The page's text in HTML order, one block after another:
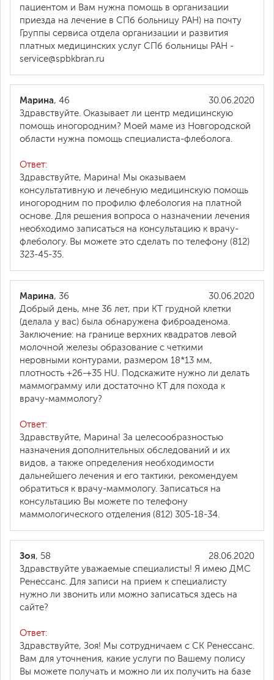
пациентом и Вам нужна помощь в организации
приезда на лечение в СПб больницу РАН) на почту
Группы сервиса отдела организации и развития
платных медицинских услуг СПб больницы РАН -
service@spbkbran.ru
30.06.2020
Марина, 46
Здравствуйте. Оказывает ли центр медицинскую
помощь иногородним? Моей маме из Новгородской
области нужна помощь специалиста-флеболога.
Ответ:
Здравствуйте, Марина! Мы оказываем
консультативную и лечебную медицинскую помощь
иногородним по профилю флебология на платной
основе. Для решения вопроса о назначении лечения
необходимо записаться на консультацию к врачу-
флебологу. Вы можете это сделать по телефону (812)
323-45-35.
30.06.2020
Марина, 36
Добрый день, мне 36 лет, при КТ грудной клетки
(делала у вас) была обнаружена фиброаденома.
Заключение: на границе верхних квадратов левой
молочной железы образование с четкими
неровными контурами, размером 18*13 мм,
плотность +26-+35 HU. Подскажите нужно ли делать
маммограмму или достаточно КТ для похода к
врачу-маммологу?
Ответ:
Здравствуйте, Марина! За целесообразностью
назначения дополнительных обследований и их
видов, а также определения необходимости
дальнейшего лечения и его тактики, рекомендуем
обратиться к врачу-маммологу. Записаться на
консультацию Вы можете по телефону
маммологического отделения (812) 305-18-34.
28.06.2020
Зоя, 58
Здравствуйте уважаемые специалисты! Я имею ДМС
Ренессанс. Для записи на прием к специалисту
нужно ли звонить или можно записаться здесь на
сайте?
Ответ:
Здравствуйте, Зоя! Мы сотрудничаем с СК Ренессанс.
Вам для уточнения, какие услуги по Вашему полису
Вы можете получать и можно ли их получить на базе